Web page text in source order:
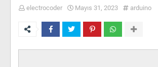
electrocoder Mayıs 31, 2023 arduino